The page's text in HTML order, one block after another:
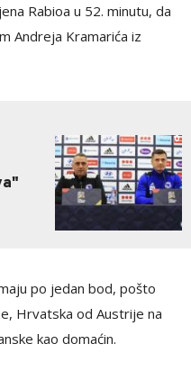
Rabioa u 52. minutu, da
Andreja Kramarića iz
0
po jedan bod, pošto
Hrvatska od Austrije na
kao domaćin.